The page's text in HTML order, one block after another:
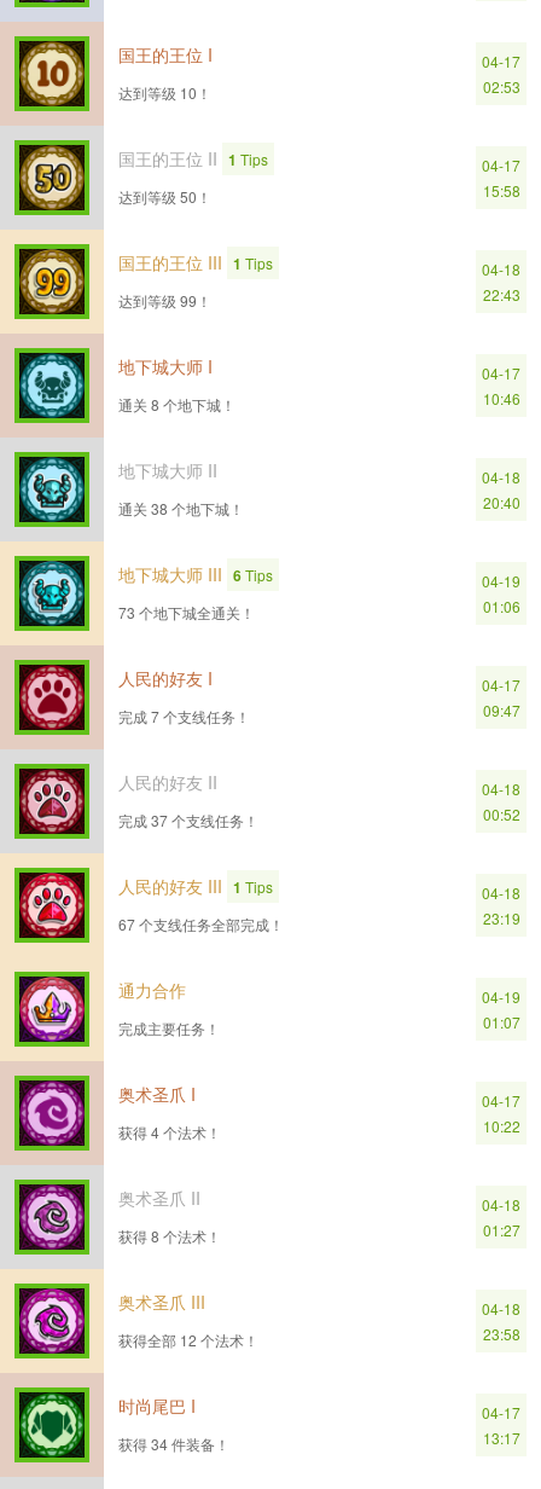
国王的王位 I
达到等级 10！
04-17
02:53
国王的王位 II 1 Tips
达到等级 50！
04-17
15:58
国王的王位 III 1 Tips
达到等级 99！
04-18
22:43
地下城大师 I
通关 8 个地下城！
04-17
10:46
地下城大师 II
通关 38 个地下城！
04-18
20:40
地下城大师 III 6Tips
73 个地下城全通关！
04-19
01:06
人民的好友 I
完成 7 个支线任务！
04-17
09:47
人民的好友 II
完成 37 个支线任务！
04-18
00:52
人民的好友 III 1 Tips
67 个支线任务全部完成！
04-18
23:19
通力合作
完成主要任务！
04-19
01:07
奥术圣爪 I
获得 4 个法术！
04-17
10:22
奥术圣爪 II
获得 8 个法术！
04-18
01:27
奥术圣爪 III
获得全部 12 个法术！
04-18
23:58
时尚尾巴 I
获得 34 件装备！
04-17
13:17